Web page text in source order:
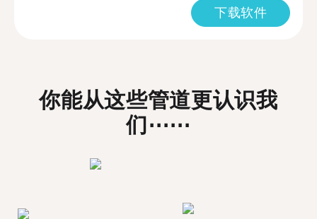
下载软件
你能从这些管道更认识我
们⋯⋯